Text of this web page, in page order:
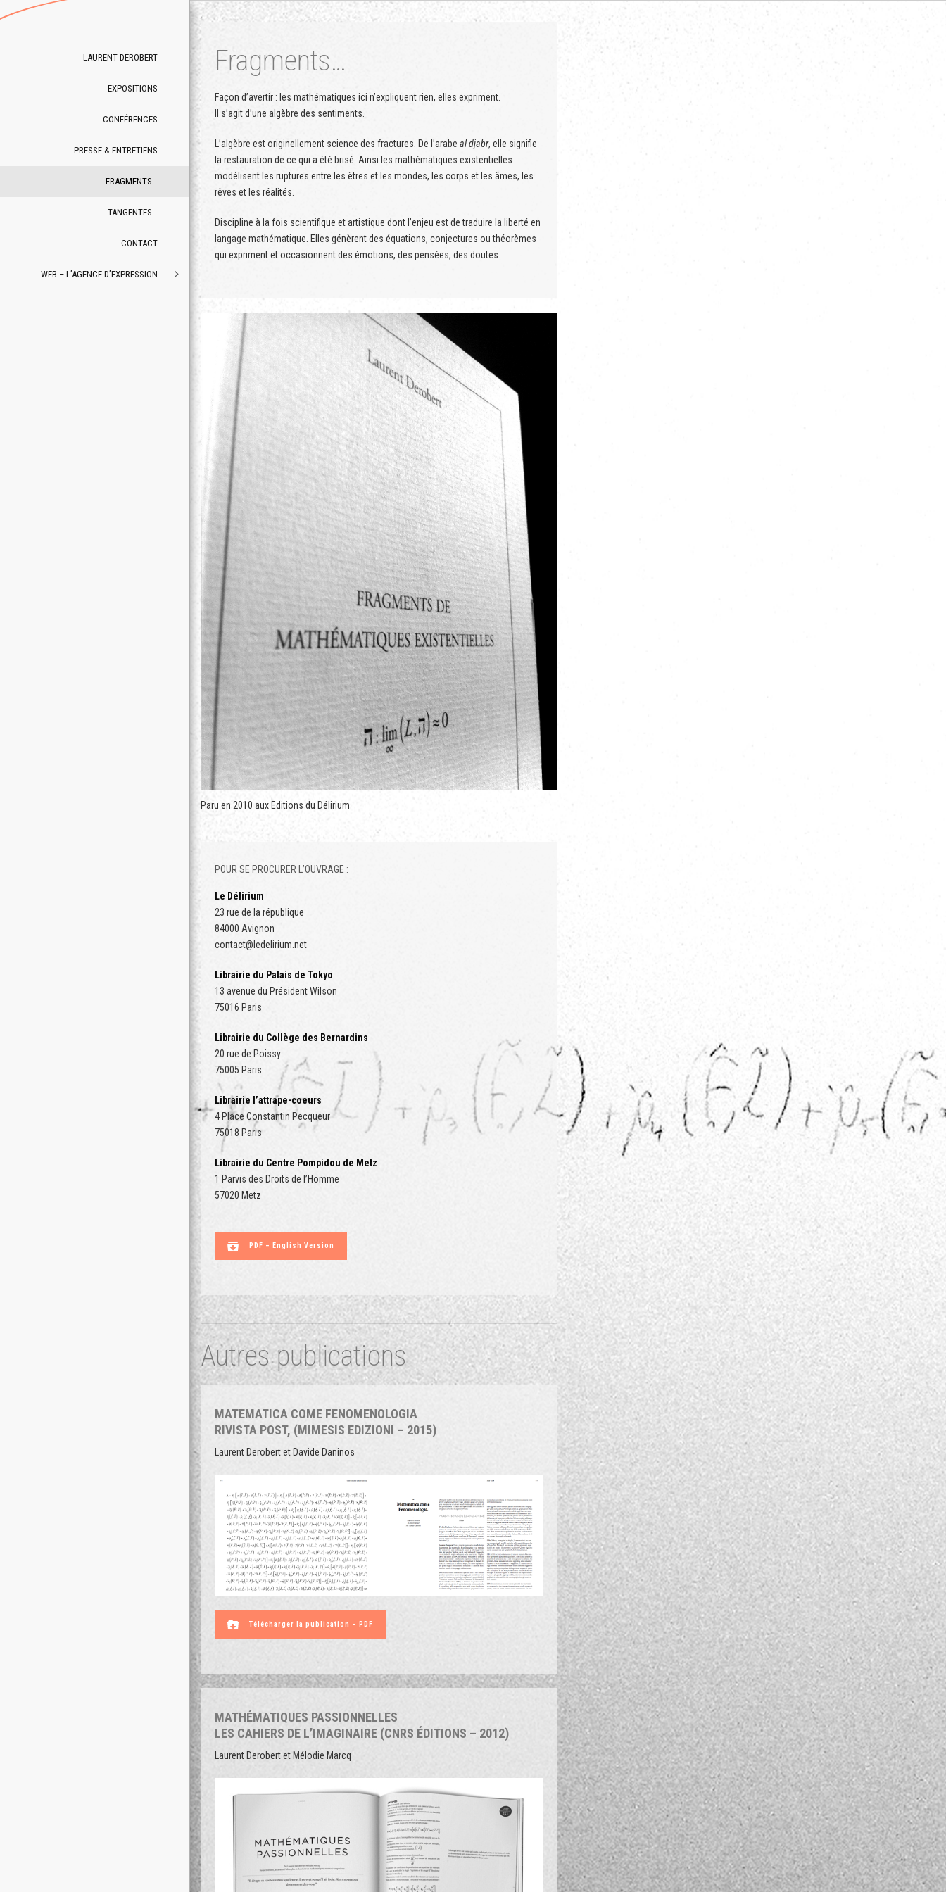
LAURENT DEROBERT
EXPOSITIONS
CONFÉRENCES
PRESSE & ENTRETIENS
FRAGMENTS…
TANGENTES…
CONTACT
WEB – L’AGENCE D’EXPRESSION
Fragments…
Façon d’avertir : les mathématiques ici n’expliquent rien, elles expriment.
Il s’agit d’une algèbre des sentiments.
L’algèbre est originellement science des fractures. De l’arabe al djabr, elle signifie
la restauration de ce qui a été brisé. Ainsi les mathématiques existentielles
modélisent les ruptures entre les êtres et les mondes, les corps et les âmes, les
rêves et les réalités.
Discipline à la fois scientifique et artistique dont l’enjeu est de traduire la liberté en
langage mathématique. Elles génèrent des équations, conjectures ou théorèmes
qui expriment et occasionnent des émotions, des pensées, des doutes.
Paru en 2010 aux Editions du Délirium
POUR SE PROCURER L’OUVRAGE :
Le Délirium
23 rue de la république
84000 Avignon
contact@ledelirium.net
Librairie du Palais de Tokyo
13 avenue du Président Wilson
75016 Paris
Librairie du Collège des Bernardins
20 rue de Poissy
75005 Paris
Librairie l’attrape-coeurs
4 Place Constantin Pecqueur
75018 Paris
Librairie du Centre Pompidou de Metz
1 Parvis des Droits de l’Homme
57020 Metz
PDF – English Version
Autres publications
MATEMATICA COME FENOMENOLOGIA
RIVISTA POST, (MIMESIS EDIZIONI – 2015)
Laurent Derobert et Davide Daninos
Télécharger la publication – PDF
MATHÉMATIQUES PASSIONNELLES
LES CAHIERS DE L’IMAGINAIRE (CNRS ÉDITIONS – 2012)
Laurent Derobert et Mélodie Marcq